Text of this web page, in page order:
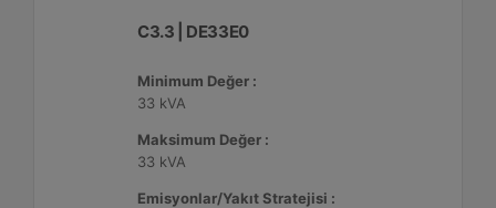
C3.3 | DE33E0
Minimum Değer :
33 kVA
Maksimum Değer :
33 kVA
Emisyonlar/Yakıt Stratejisi :